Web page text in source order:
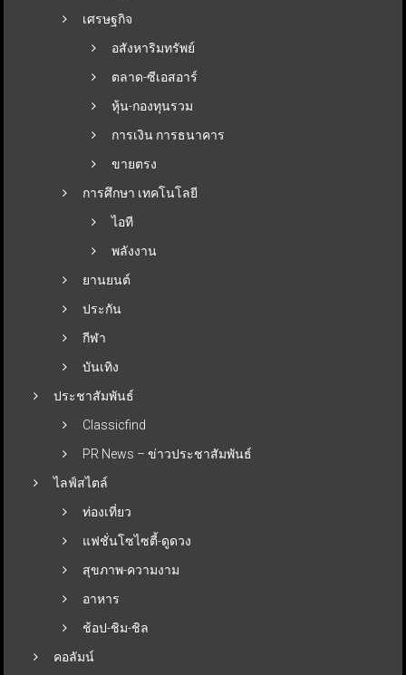
เศรษฐกิจ
อสังหาริมทรัพย์
ตลาด-ซีเอสอาร์
หุ้น-กองทุนรวม
การเงิน การธนาคาร
ขายตรง
การศึกษา เทคโนโลยี
ไอที
พลังงาน
ยานยนต์
ประกัน
กีฬา
บันเทิง
ประชาสัมพันธ์
Classicfind
PR News – ข่าวประชาสัมพันธ์
ไลฟ์สไตล์
ท่องเที่ยว
แฟชั่นโซไซตี้-ดูดวง
สุขภาพ-ความงาม
อาหาร
ช้อป-ชิม-ชิล
คอลัมน์